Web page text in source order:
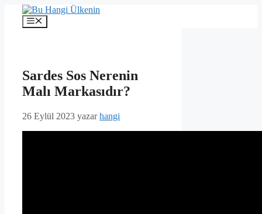
İçeriğe
Menü
Sardes Sos Nerenin
Malı Markasıdır?
26 Eylül 2023 yazarhangi